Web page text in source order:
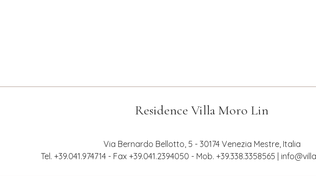
Residence Villa Moro Lin
Via Bernardo Bellotto, 5 - 30174 Venezia Mestre, Italia
Tel. +39.041.974714 - Fax +39.041.2394050 - Mob. +39.338.3358565 |